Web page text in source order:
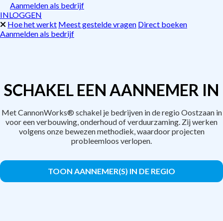
Aanmelden als bedrijf
INLOGGEN
Hoe het werkt Meest gestelde vragen Direct boeken
Aanmelden als bedrijf
SCHAKEL EEN AANNEMER IN
Met CannonWorks® schakel je bedrijven in de regio Oostzaan in
voor een verbouwing, onderhoud of verduurzaming. Zij werken
volgens onze bewezen methodiek, waardoor projecten
probleemloos verlopen.
TOON AANNEMER(S) IN DE REGIO